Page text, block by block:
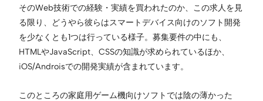
そのWeb技術での経験・実績を買われたのか、この求人を見
る限り、どうやら彼らはスマートデバイス向けのソフト開発
を少なくとも1つは行っている様子。募集要件の中にも、
HTMLやJavaScript、CSSの知識が求められているほか、
iOS/Androisでの開発実績が含まれています。
このところの家庭用ゲーム機向けソフトでは陰の薄かった